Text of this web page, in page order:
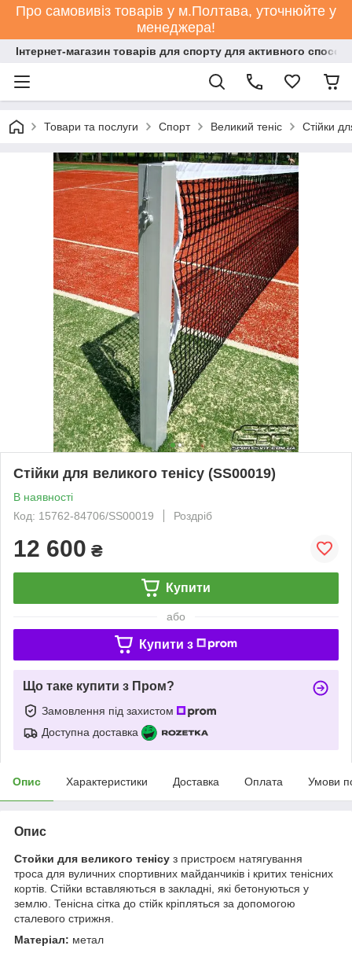
Про самовивіз товарів у м.Полтава, уточнюйте у
менеджера!
Інтернет-магазин товарів для спорту для активного
Товари та послуги Спорт Великий теніс Стійки
Стійки для великого тенісу (SS00019)
В наявності
Код: 15762-84706/SS00019
Роздріб
12 600 ₴
Купити
або
Купити з
Що таке купити з Пром?
Замовлення під захистом
Доступна доставка
Опис Характеристики Доставка Оплата Умови
Опис
Стойки для великого тенісу з пристроєм натягування
троса для вуличних спортивних майданчиків і критих тенісних
кортів. Стійки вставляються в закладні, які бетонуються у
землю. Тенісна сітка до стійк кріпляться за допомогою
сталевого стрижня.
Матеріал: метал